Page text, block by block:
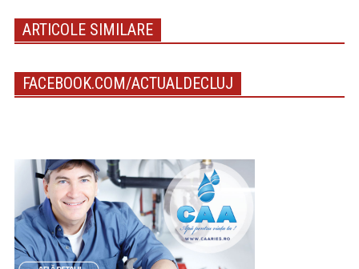
ARTICOLE SIMILARE
FACEBOOK.COM/ACTUALDECLUJ